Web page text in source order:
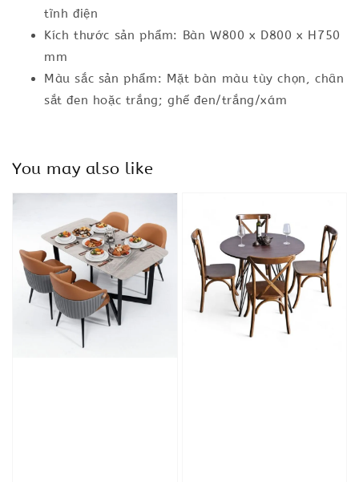
tĩnh điện
Kích thước sản phẩm: Bàn W800 x D800 x H750
mm
Màu sắc sản phẩm: Mặt bàn màu tùy chọn, chân
sắt đen hoặc trắng; ghế đen/trắng/xám
You may also like